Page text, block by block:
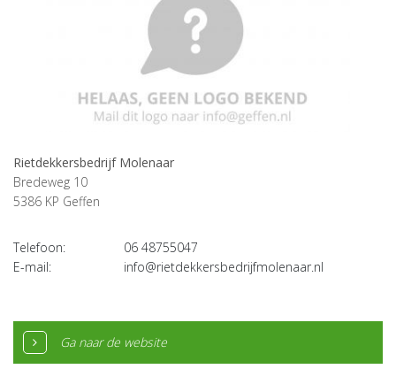
Rietdekkersbedrijf Molenaar
Bredeweg 10
5386 KP Geffen
Telefoon:
06 48755047
E-mail:
info@rietdekkersbedrijfmolenaar.nl
Ga naar de website